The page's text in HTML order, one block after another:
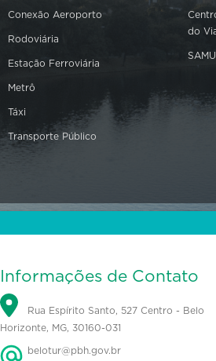
Conexão Aeroporto
Rodoviária
Estação Ferroviária
Metrô
Táxi
Transporte Público
do
SAMU
Informações de Contato
Rua Espírito Santo, 527 Centro - Belo
Horizonte, MG, 30160-031
belotur@pbh.gov.br